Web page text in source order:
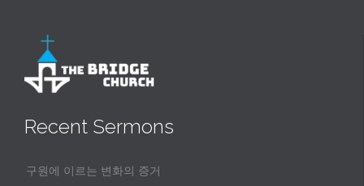
Recent Sermons
구원에 이르는 변화의 증거